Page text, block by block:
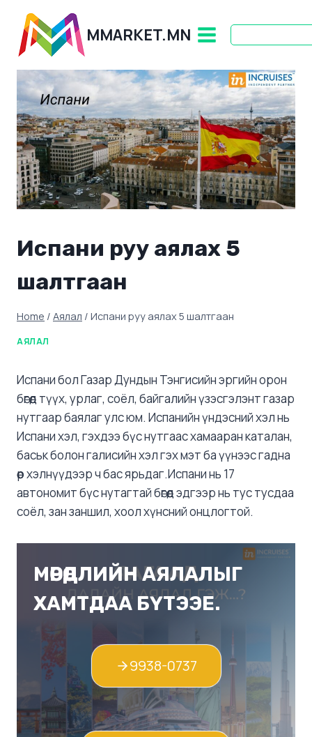
content
MMARKET.MN
Испани руу аялах 5
шалтгаан
Home / Аялал / Испани руу аялах 5 шалтгаан
АЯЛАЛ
Испани бол Газар Дундын Тэнгисийн эргийн орон
бөгөөд түүх, урлаг, соёл, байгалийн үзэсгэлэнт газар
нутгаар баялаг улс юм. Испанийн үндэсний хэл нь
Испани хэл, гэхдээ бүс нутгаас хамааран каталан,
баськ болон галисийн хэл гэх мэт ба үүнээс гадна
өөр хэлнүүдээр ч бас ярьдаг.Испани нь 17
автономит бүс нутагтай бөгөөд эдгээр нь тус тусдаа
соёл, зан заншил, хоол хүнсний онцлогтой.
МӨРӨӨДЛИЙН АЯЛАЛЫГ
ХАМТДАА БҮТЭЭЕ.
9938-0737